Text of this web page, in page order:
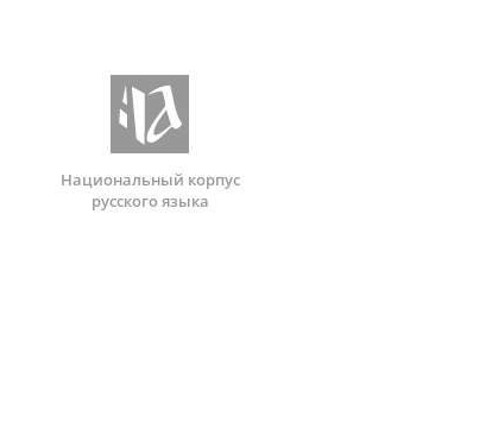
Национальный корпус
русского языка